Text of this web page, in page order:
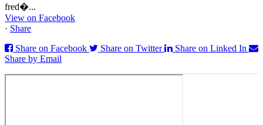
fred�...
View on Facebook
· Share
Share on Facebook
Share on Twitter
Share on Linked In
Share by Email